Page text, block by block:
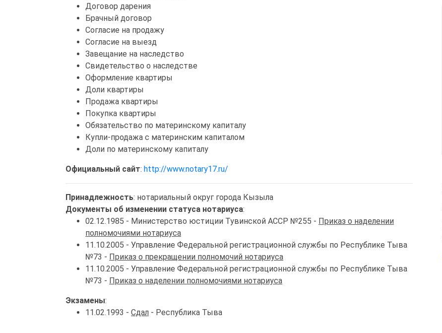
Договор дарения
Брачный договор
Согласие на продажу
Согласие на выезд
Завещание на наследство
Свидетельство о наследстве
Оформление квартиры
Доли квартиры
Продажа квартиры
Покупка квартиры
Обязательство по материнскому капиталу
Купли-продажа с материнским капиталом
Доли по материнскому капиталу
Официальный сайт: http://www.notary17.ru/
Принадлежность: нотариальный округ города Кызыла
Документы об изменении статуса нотариуса:
02.12.1985 - Министерство юстиции Тувинской АССР №255 - Приказ о наделении
полномочиями нотариуса
11.10.2005 - Управление Федеральной регистрационной службы по Республике Тыва
№73 - Приказ о прекращении полномочий нотариуса
11.10.2005 - Управление Федеральной регистрационной службы по Республике Тыва
№73 - Приказ о наделении полномочиями нотариуса
Экзамены:
11.02.1993 - Сдал - Республика Тыва